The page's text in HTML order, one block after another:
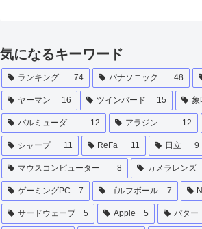
気になるキーワード
ランキング 74 パナソニック 48
ヤーマン 16 ツインバード 15 象
バルミューダ 12 アラジン 12
シャープ 11 ReFa 11 日立 9
マウスコンピューター 8 カメラレンズ
ゲーミングPC 7 ゴルフボール 7
サードウェーブ 5 Apple 5 パター